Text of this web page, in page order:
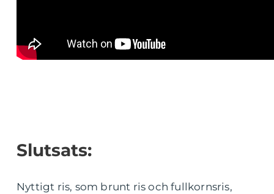
Slutsats:
Nyttigt ris, som brunt ris och fullkornsris,